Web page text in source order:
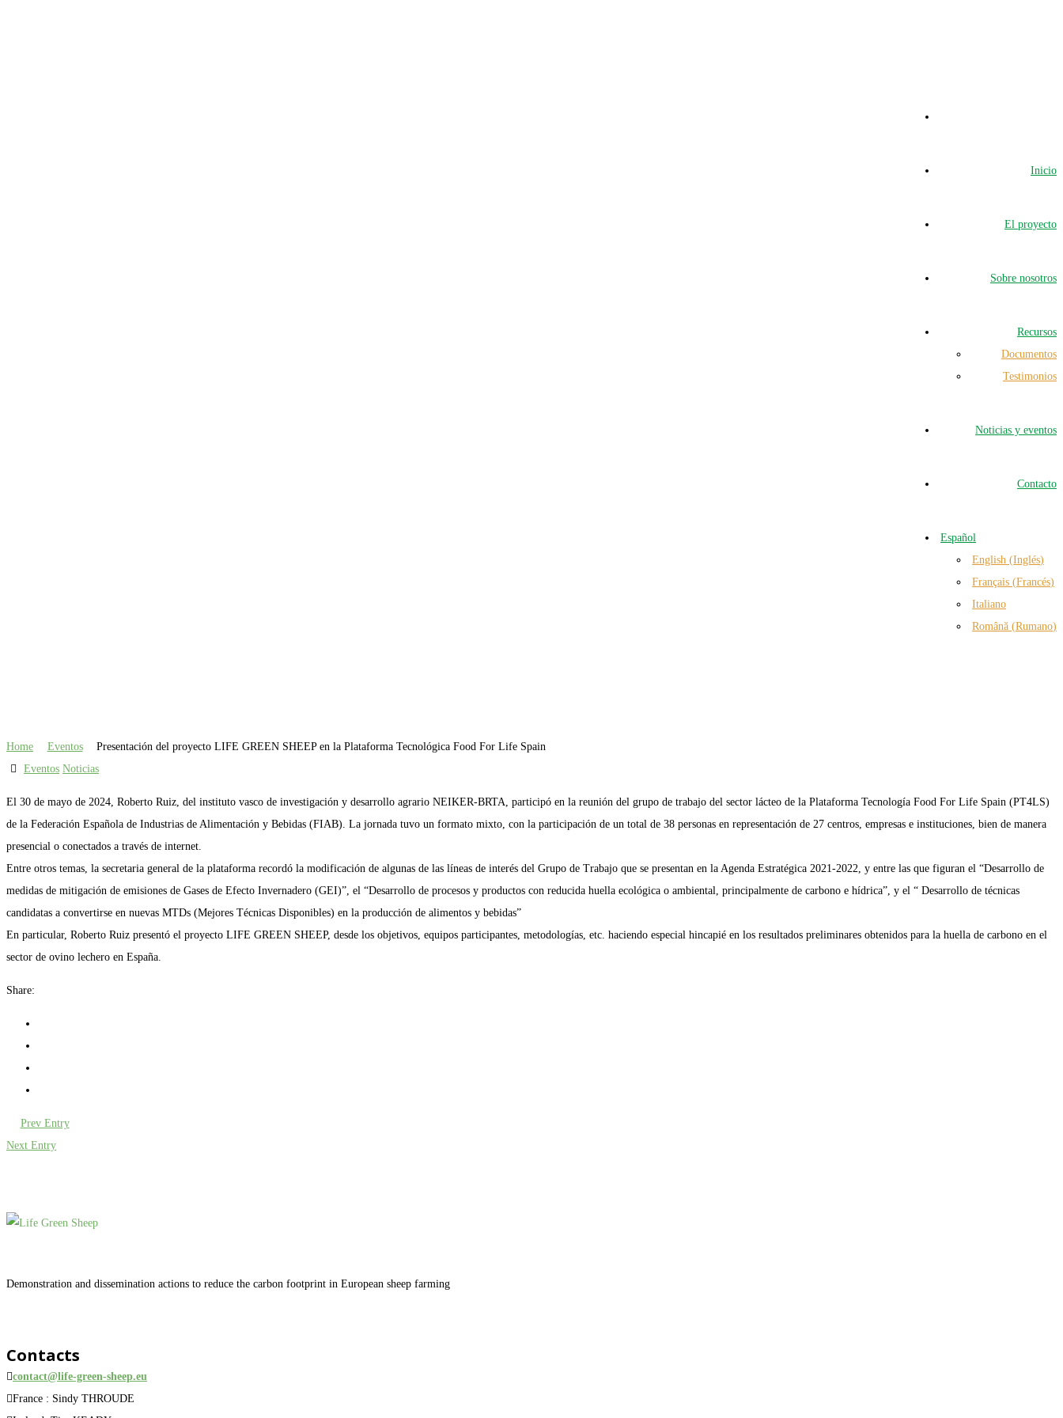
Inicio
El proyecto
Sobre nosotros
Recursos
Documentos
Testimonios
Noticias y eventos
Contacto
Español
English (Inglés)
Français (Francés)
Italiano
Română (Rumano)
Home Eventos
Presentación del proyecto LIFE GREEN SHEEP en la Plataforma Tecnológica Food For Life Spain
Eventos Noticias
El 30 de mayo de 2024, Roberto Ruiz, del instituto vasco de investigación y desarrollo agrario NEIKER-BRTA, participó en la reunión del grupo de trabajo del sector lácteo de la Plataforma Tecnología Food For Life Spain (PT4LS)
de la Federación Española de Industrias de Alimentación y Bebidas (FIAB). La jornada tuvo un formato mixto, con la participación de un total de 38 personas en representación de 27 centros, empresas e instituciones, bien de manera
presencial o conectados a través de internet.
Entre otros temas, la secretaria general de la plataforma recordó la modificación de algunas de las líneas de interés del Grupo de Trabajo que se presentan en la Agenda Estratégica 2021-2022, y entre las que figuran el “Desarrollo de
medidas de mitigación de emisiones de Gases de Efecto Invernadero (GEI)”, el “Desarrollo de procesos y productos con reducida huella ecológica o ambiental, principalmente de carbono e hídrica”, y el “ Desarrollo de técnicas
candidatas a convertirse en nuevas MTDs (Mejores Técnicas Disponibles) en la producción de alimentos y bebidas”
En particular, Roberto Ruiz presentó el proyecto LIFE GREEN SHEEP, desde los objetivos, equipos participantes, metodologías, etc. haciendo especial hincapié en los resultados preliminares obtenidos para la huella de carbono en el
sector de ovino lechero en España.
Share:
Prev Entry
Next Entry
Demonstration and dissemination actions to reduce the carbon footprint in European sheep farming
Contacts
contact@life-green-sheep.eu
France : Sindy THROUDE